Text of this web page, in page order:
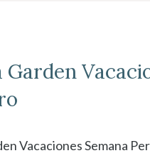
Garden
Vacaciones Semana